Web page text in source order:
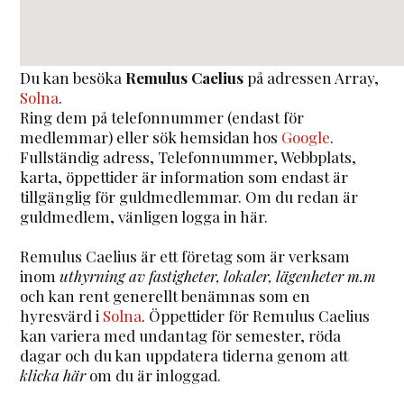
Du kan besöka Remulus Caeliuspå adressen Array,
Solna.
Ring dem på telefonnummer (endast för
medlemmar) eller sök hemsidan hos Google.
Fullständig adress, Telefonnummer, Webbplats,
karta, öppettider är information som endast är
tillgänglig för guldmedlemmar. Om du redan är
guldmedlem, vänligen logga in här.
Remulus Caelius är ett företag som är verksam
inomuthyrning av fastigheter, lokaler, lägenheter m.m
och kan rent generellt benämnas som en
hyresvärd i Solna. Öppettider för Remulus Caelius
kan variera med undantag för semester, röda
dagar och du kan uppdatera tiderna genom att
klicka härom du är inloggad.